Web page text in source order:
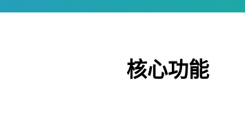
核心功能